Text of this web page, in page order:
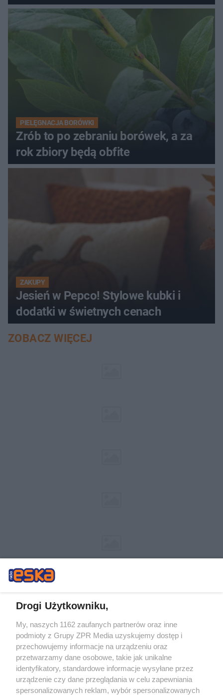
PIELĘGNACJA BORÓWKI
Zrób to po zebraniu borówek, a za
rok zbiory będą obfite
ZAKUPY
Jesień w Pepco! Stylowe kubki i
dodatki w świetnych cenach
ZOBACZ WIĘCEJ
Żaden utwór zamieszczony w serwisie nie może być powielany i
rozpowszechniany lub dalej rozpowszechniany w jakikolwiek sposób (w
tym także elektroniczny lub mechaniczny) na jakimkolwiek polu
eksploatacji w jakiejkolwiek formie, włącznie z umieszczaniem w Internecie
bez pisemnej zgody właściciela praw. Jakiekolwiek użycie lub
wykorzystanie utworów w całości lub w części z naruszeniem prawa, tzn.
bez właściwej zgody, jest zabronione pod groźbą kary i może być ścigane
prawnie.
Drogi Użytkowniku,
My, naszych 1162 zaufanych partnerów oraz inne
podmioty z Grupy ZPR Media uzyskujemy dostęp i
przechowujemy informacje na urządzeniu oraz
przetwarzamy dane osobowe, takie jak unikalne
identyfikatory, standardowe informacje wysyłane przez
urządzenie czy dane przeglądania w celu zapewniania
spersonalizowanych reklam, wybór spersonalizowanych